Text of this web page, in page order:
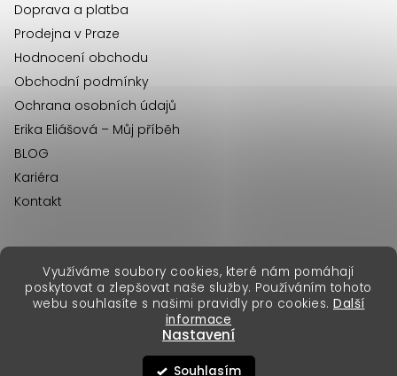
Využíváme soubory cookies, které nám pomáhají
poskytovat a zlepšovat naše služby. Používáním tohoto
webu souhlasíte s našimi pravidly pro cookies. Další
informace
Nastavení
Souhlasím
Doprava a platba
Prodejna v Praze
Hodnocení obchodu
Obchodní podmínky
Ochrana osobních údajů
Erika Eliášová – Můj příběh
BLOG
Kariéra
Kontakt
Vytvořil Shoptet Premium
Copyright 2026Erika Fashion. Všechna práva vyhrazena.
erikafashion.sk